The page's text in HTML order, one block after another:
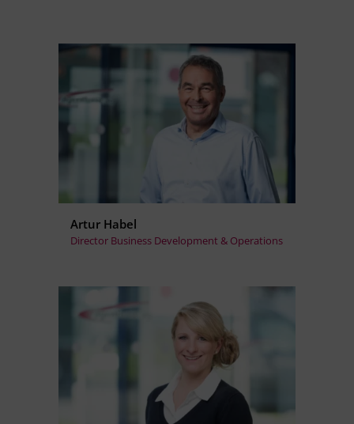
Artur Habel
Director Business Development & Operations